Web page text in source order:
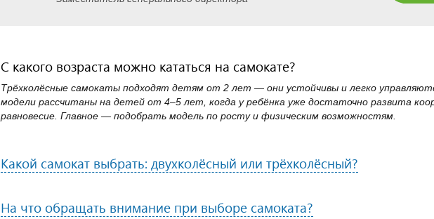
С какого возраста можно кататься на самокате?
Трёхколёсные самокаты подходят детям от 2 лет — они устойчивы и легко
модели рассчитаны на детей от 4–5 лет, когда у ребёнка уже достаточно развита
равновесие. Главное — подобрать модель по росту и физическим возможностям.
Какой самокат выбрать: двухколёсный или трёхколёсный?
На что обращать внимание при выборе самоката?